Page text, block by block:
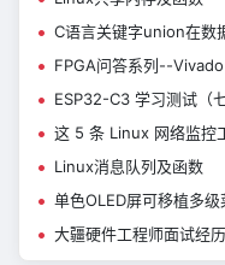
C语言关键字union在数
FPGA问答系列--Vivado
ESP32-C3 学习测试（
这 5 条 Linux 网络监控
Linux消息队列及函数
单色OLED屏可移植多
大疆硬件工程师面试经历